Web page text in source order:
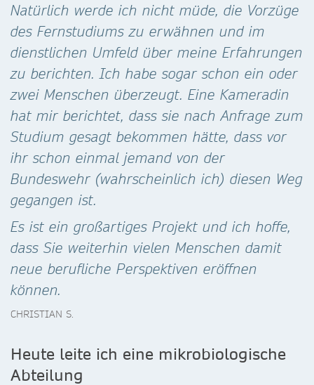
Natürlich werde ich nicht müde, die Vorzüge
des Fernstudiums zu erwähnen und im
dienstlichen Umfeld über meine Erfahrungen
zu berichten. Ich habe sogar schon ein oder
zwei Menschen überzeugt. Eine Kameradin
hat mir berichtet, dass sie nach Anfrage zum
Studium gesagt bekommen hätte, dass vor
ihr schon einmal jemand von der
Bundeswehr (wahrscheinlich ich) diesen Weg
gegangen ist.
Es ist ein großartiges Projekt und ich hoffe,
dass Sie weiterhin vielen Menschen damit
neue berufliche Perspektiven eröffnen
können.
CHRISTIAN S.
Heute leite ich eine mikrobiologische
Abteilung